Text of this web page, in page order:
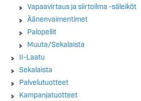
Vapaavirtaus ja siirtoilma -säleiköt
Äänenvaimentimet
Palopellit
Muuta/Sekalaista
II-Laatu
Sekalaista
Palvelutuotteet
Kampanjatuotteet